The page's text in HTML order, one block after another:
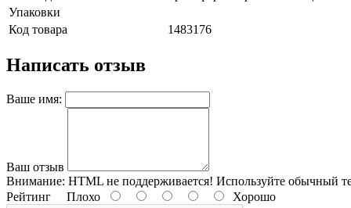
Упаковки
Код товара
1483176
Написать отзыв
Ваше имя:
Ваш отзыв
Внимание: HTML не поддерживается! Используйте обычный
Рейтинг Плохо Хорошо